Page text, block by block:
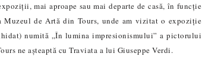
mai aproape sau mai departe de casă, în funcție
Muzeul de Artă din Tours, unde am vizitat o expoziție
numită „În lumina impresionismului” a pictorului
ne așteaptă cu Traviata a lui Giuseppe Verdi.